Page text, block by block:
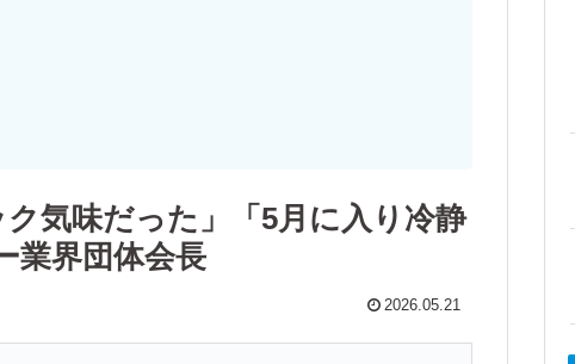
気味だった」「5月に入り冷静
界団体会長
2026.05.21